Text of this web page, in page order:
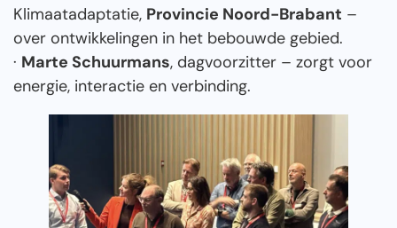
Klimaatadaptatie, Provincie Noord-Brabant –
over ontwikkelingen in het bebouwde gebied.
· Marte Schuurmans, dagvoorzitter – zorgt voor
energie, interactie en verbinding.